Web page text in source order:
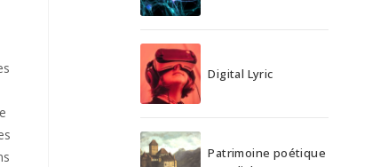
Digital Lyric
Patrimoine poétique